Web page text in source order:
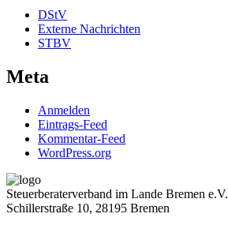
DStV
Externe Nachrichten
STBV
Meta
Anmelden
Eintrags-Feed
Kommentar-Feed
WordPress.org
Steuerberaterverband im Lande Bremen e.V.
Schillerstraße 10, 28195 Bremen